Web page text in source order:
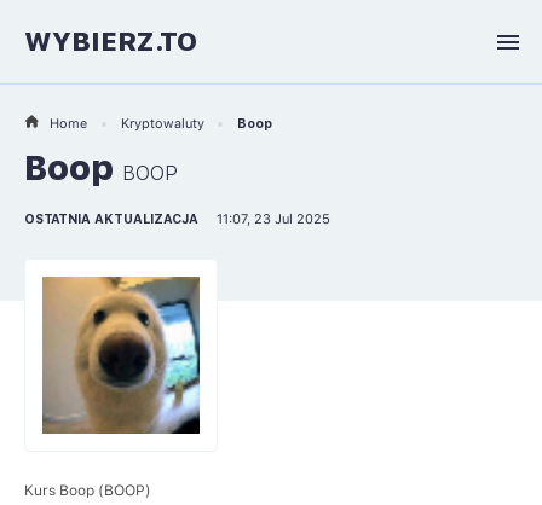
WYBIERZ.TO
Home Kryptowaluty Boop
Boop BOOP
OSTATNIA AKTUALIZACJA 11:07, 23 Jul 2025
Kurs Boop (BOOP)